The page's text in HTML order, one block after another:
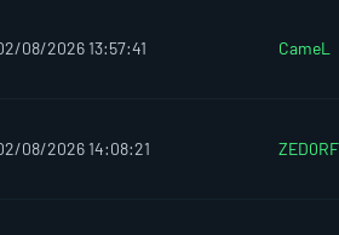
08/2026 13:57:41 CameL
08/2026 14:08:21